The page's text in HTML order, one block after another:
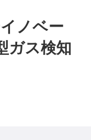
ノベー
ガス検知